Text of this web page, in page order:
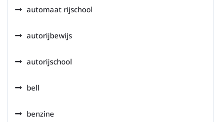
automaat rijschool
autorijbewijs
autorijschool
bell
benzine